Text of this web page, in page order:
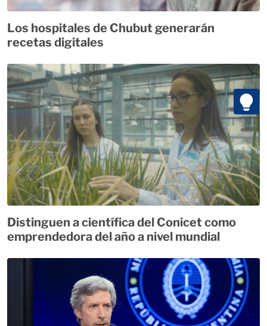
Los hospitales de Chubut generarán
recetas digitales
Distinguen a científica del Conicet como
emprendedora del año a nivel mundial